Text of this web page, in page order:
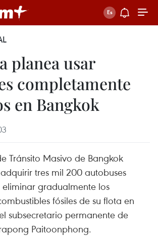
planea usar
completamente
en Bangkok
Tránsito Masivo de Bangkok
tres mil 200 autobuses
gradualmente los
fósiles de su flota en
subsecretario permanente de
Paitoonphong.